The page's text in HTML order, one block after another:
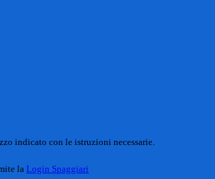
indicato con le istruzioni necessarie.
la Login Spaggiari